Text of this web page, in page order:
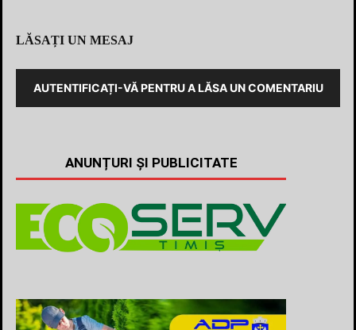
LĂSAȚI UN MESAJ
AUTENTIFICAȚI-VĂ PENTRU A LĂSA UN COMENTARIU
ANUNȚURI ȘI PUBLICITATE